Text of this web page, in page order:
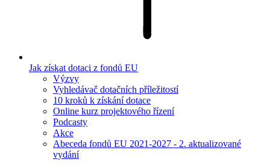
Jak získat dotaci z fondů EU
Výzvy
Vyhledávač dotačních příležitostí
10 kroků k získání dotace
Online kurz projektového řízení
Podcasty
Akce
Abeceda fondů EU 2021-2027 - 2. aktualizované
vydání